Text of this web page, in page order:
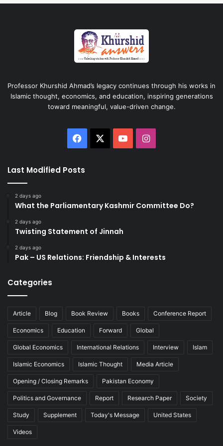
Professor Khurshid Ahmad’s legacy continues through his works in
Islamic thought, economics, and education, inspiring generations
toward meaningful, value-driven change.
Facebook YouTubeInstagram
Last Modified Posts
2 days ago
What the Parliamentary Kashmir Committee Do?
2 days ago
Twisting Statement of Jinnah
2 days ago
Pak – US Relations: Friendship & Interests
Categories
Article Blog Book Review Books Conference Report
Economics Education Forward Global
Global Economics International Relations Interview Islam
Islamic Economics Islamic Thought Media Article
Opening / Closing Remarks Pakistan Economy
Politics and Governance Report Research Paper Society
Study Supplement Today's Message United States
Videos